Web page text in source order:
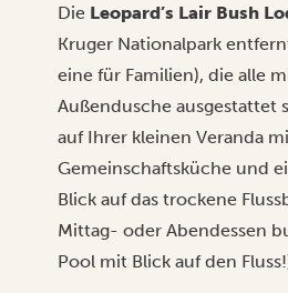
Die Leopard’s Lair Bush
Kruger Nationalpark
eine für Familien), die alle
Außendusche ausgestattet
auf Ihrer kleinen Veranda
Gemeinschaftsküche und
Blick auf das trockene
Mittag- oder Abendessen
Pool mit Blick auf den